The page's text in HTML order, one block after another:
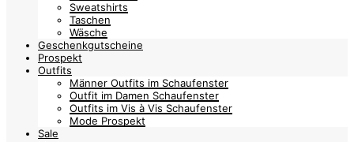
Sweatshirts
Taschen
Wäsche
Geschenkgutscheine
Prospekt
Outfits
Männer Outfits im Schaufenster
Outfit im Damen Schaufenster
Outfits im Vis à Vis Schaufenster
Mode Prospekt
Sale